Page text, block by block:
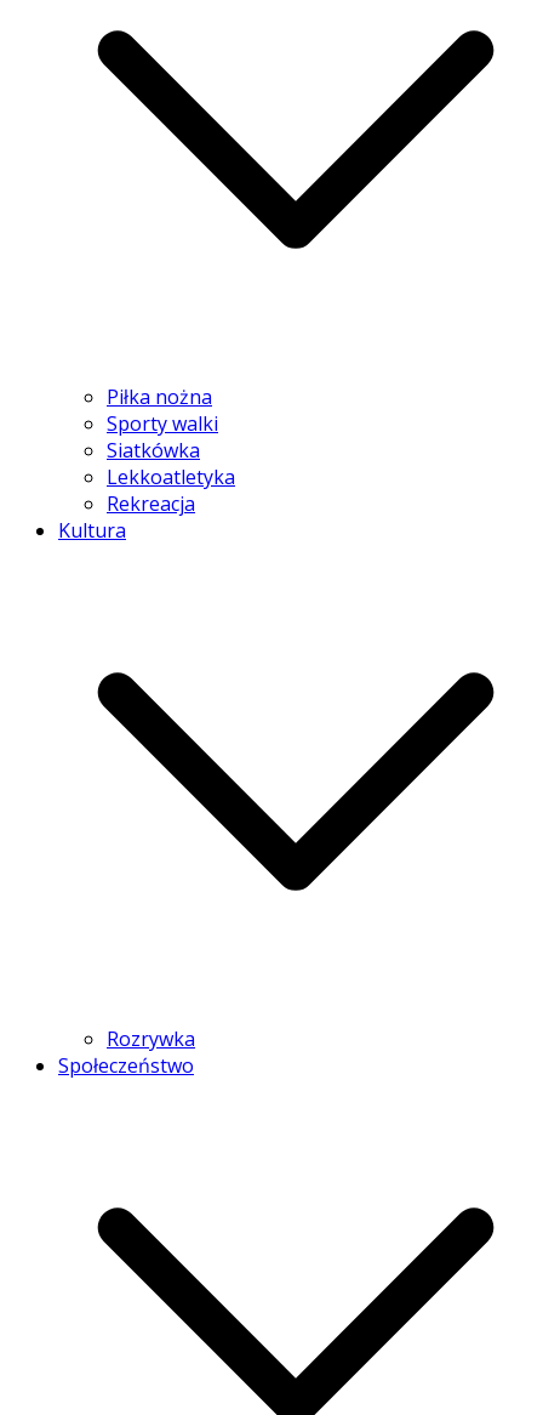
Piłka nożna
Sporty walki
Siatkówka
Lekkoatletyka
Rekreacja
Kultura
Rozrywka
Społeczeństwo